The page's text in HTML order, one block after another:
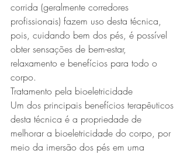
corrida (geralmente corredores
profissionais) fazem uso desta técnica,
pois, cuidando bem dos pés, é possível
obter sensações de bem-estar,
relaxamento e benefícios para todo o
corpo.
Tratamento pela bioeletricidade
Um dos principais benefícios terapêuticos
desta técnica é a propriedade de
melhorar a bioeletricidade do corpo, por
meio da imersão dos pés em uma